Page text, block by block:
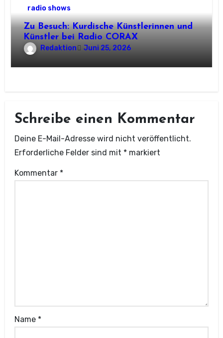
radio shows
Zu Besuch: Kurdische Künstlerinnen und
Künstler bei Radio CORAX
Redaktion Juni 25, 2026
Schreibe einen Kommentar
Deine E-Mail-Adresse wird nicht veröffentlicht.
Erforderliche Felder sind mit *markiert
Kommentar *
Name *